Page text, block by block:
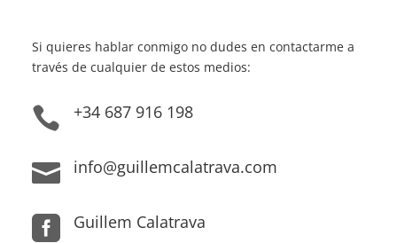
Si quieres hablar conmigo no dudes en contactarme a
través de cualquier de estos medios:
 +34 687 916 198
 info@guillemcalatrava.com
 Guillem Calatrava